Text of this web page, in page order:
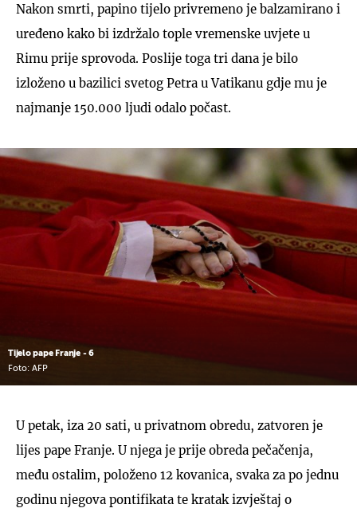
Nakon smrti, papino tijelo privremeno je balzamirano i
uređeno kako bi izdržalo tople vremenske uvjete u
Rimu prije sprovoda. Poslije toga tri dana je bilo
izloženo u bazilici svetog Petra u Vatikanu gdje mu je
najmanje 150.000 ljudi odalo počast.
Tijelo pape Franje - 6
Foto: AFP
U petak, iza 20 sati, u privatnom obredu, zatvoren je
lijes pape Franje. U njega je prije obreda pečačenja,
među ostalim, položeno 12 kovanica, svaka za po jednu
godinu njegova pontifikata te kratak izvještaj o